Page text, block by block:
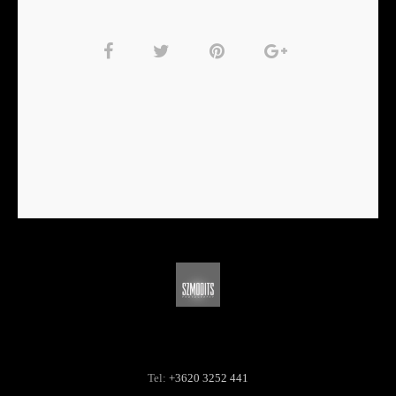
Tel: +3620 3252 441